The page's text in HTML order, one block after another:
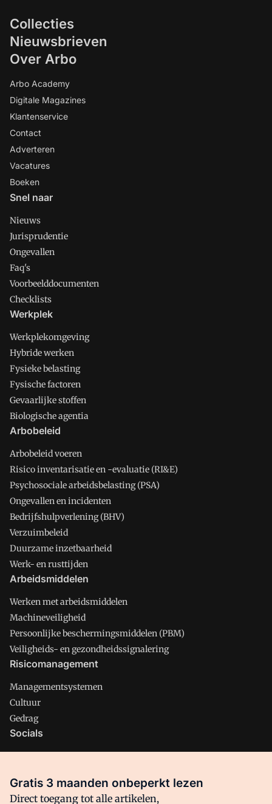
Collecties
Nieuwsbrieven
Over Arbo
Arbo Academy
Digitale Magazines
Klantenservice
Contact
Adverteren
Vacatures
Boeken
Snel naar
Nieuws
Jurisprudentie
Ongevallen
Faq's
Voorbeelddocumenten
Checklists
Werkplek
Werkplekomgeving
Hybride werken
Fysieke belasting
Fysische factoren
Gevaarlijke stoffen
Biologische agentia
Arbobeleid
Arbobeleid voeren
Risico inventarisatie en -evaluatie (RI&E)
Psychosociale arbeidsbelasting (PSA)
Ongevallen en incidenten
Bedrijfshulpverlening (BHV)
Verzuimbeleid
Duurzame inzetbaarheid
Werk- en rusttijden
Arbeidsmiddelen
Werken met arbeidsmiddelen
Machineveiligheid
Persoonlijke beschermingsmiddelen (PBM)
Veiligheids- en gezondheidssignalering
Risicomanagement
Managementsystemen
Cultuur
Gedrag
Socials
Facebook
Gratis 3 maanden onbeperkt lezen
Direct toegang tot alle artikelen,